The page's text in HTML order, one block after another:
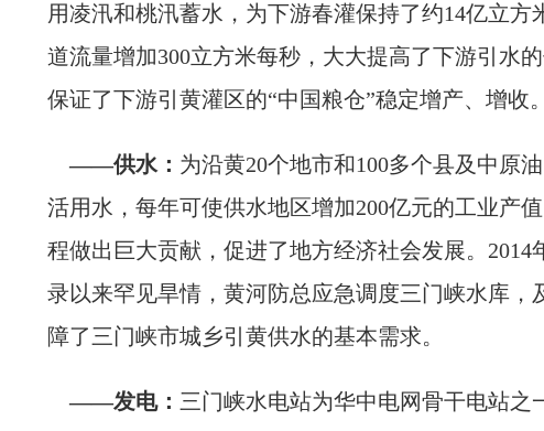
用凌汛和桃汛蓄水，为下游春灌保持了约14亿立
道流量增加300立方米每秒，大大提高了下游引水
保证了下游引黄灌区的“中国粮仓”稳定增产、增收
——供水： 为沿黄20个地市和100多个县及中原
活用水，每年可使供水地区增加200亿元的工业产
程做出巨大贡献，促进了地方经济社会发展。2014
录以来罕见旱情，黄河防总应急调度三门峡水库
障了三门峡市城乡引黄供水的基本需求。
——发电： 三门峡水电站为华中电网骨干电站